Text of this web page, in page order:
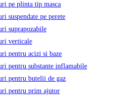
pe plinta tip masca
suspendate pe perete
suprapozabile
verticale
pentru acizi si baze
pentru substante inflamabile
pentru butelii de gaz
pentru prim ajutor